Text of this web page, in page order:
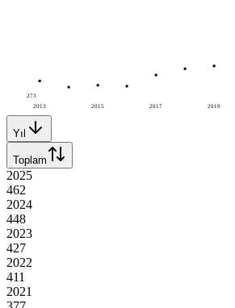
2013 2015 2017 2019
273
Yıl
Toplam
2025
462
2024
448
2023
427
2022
411
2021